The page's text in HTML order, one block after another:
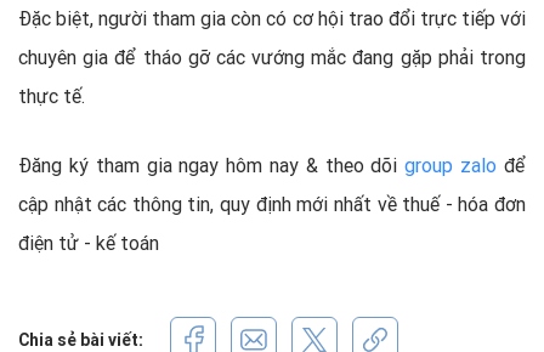
Đặc biệt, người tham gia còn có cơ hội trao đổi trực tiếp với
chuyên gia để tháo gỡ các vướng mắc đang gặp phải trong
thực tế.
Đăng ký tham gia ngay hôm nay & theo dõigroup zalo để
cập nhật các thông tin, quy định mới nhất về thuế - hóa đơn
điện tử - kế toán
Chia sẻ bài viết: